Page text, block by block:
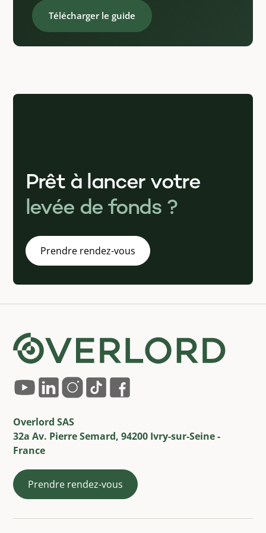
Télécharger le guide
Prêt à lancer votre
levée de fonds ?
Prendre rendez-vous
Overlord SAS
32a Av. Pierre Semard, 94200 Ivry-sur-Seine -
France
Prendre rendez-vous